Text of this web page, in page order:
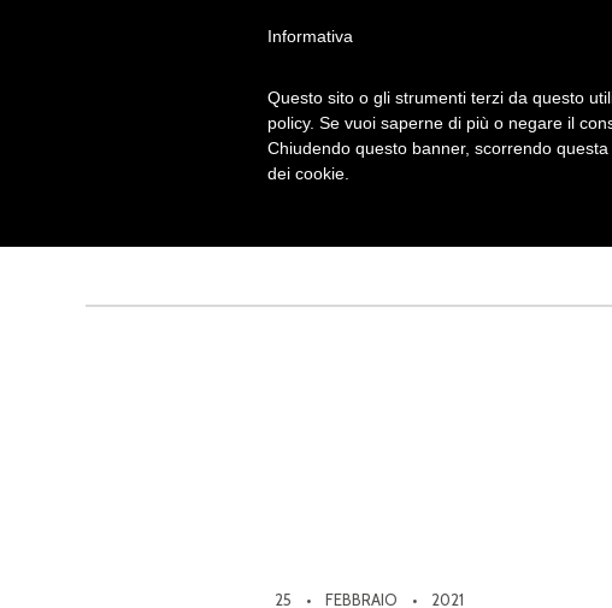
Archivio mensile:
25 FEBBRAIO 2021
Informativa
Questo sito o gli strumenti terzi da questo
policy. Se vuoi saperne di più o negare il
Chiudendo questo banner, scorrendo
dei cookie.